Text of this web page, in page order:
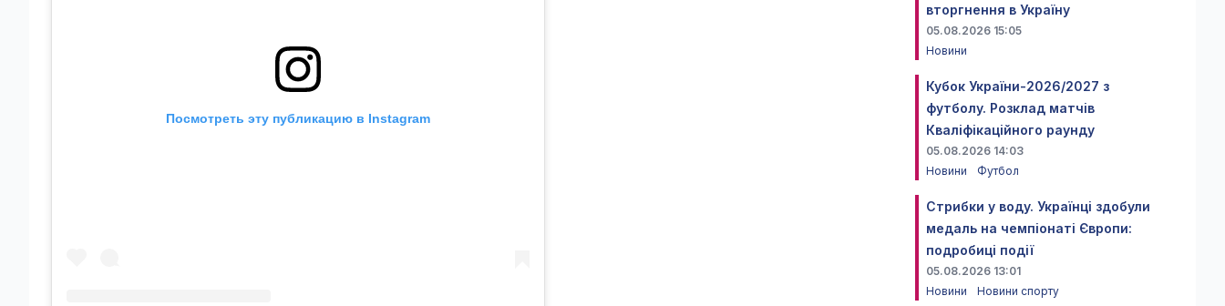
Посмотреть эту публикацию в Instagram
вторгнення в Україну
05.08.2026 15:05
Новини
Кубок України-2026/2027 з
футболу. Розклад матчів
Кваліфікаційного раунду
05.08.2026 14:03
Новини
Футбол
Стрибки у воду. Українці здобули
медаль на чемпіонаті Європи:
подробиці події
05.08.2026 13:01
Новини
Новини спорту